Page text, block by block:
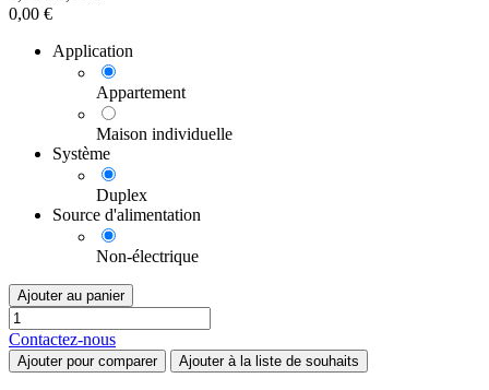
0,00 €
Application
Appartement
Maison individuelle
Système
Duplex
Source d'alimentation
Non-électrique
Ajouter au panier
Contactez-nous
Ajouter pour comparer Ajouter à la liste de souhaits